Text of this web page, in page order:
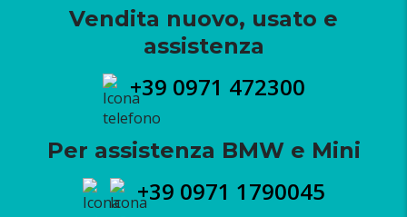
Vendita nuovo, usato e
assistenza
+39 0971 472300
Per assistenza BMW e Mini
+39 0971 1790045